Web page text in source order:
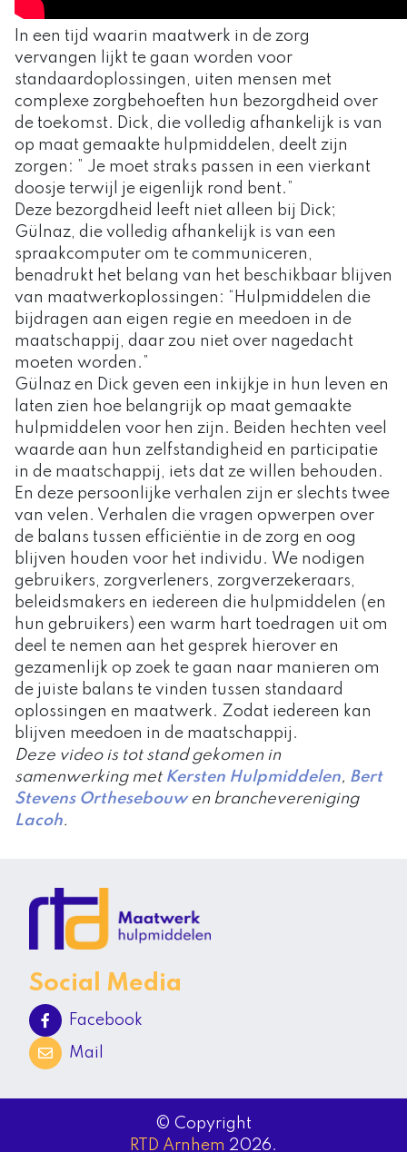
In een tijd waarin maatwerk in de zorg
vervangen lijkt te gaan worden voor
standaardoplossingen, uiten mensen met
complexe zorgbehoeften hun bezorgdheid over
de toekomst. Dick, die volledig afhankelijk is van
op maat gemaakte hulpmiddelen, deelt zijn
zorgen: ” Je moet straks passen in een vierkant
doosje terwijl je eigenlijk rond bent.”
Deze bezorgdheid leeft niet alleen bij Dick;
Gülnaz, die volledig afhankelijk is van een
spraakcomputer om te communiceren,
benadrukt het belang van het beschikbaar blijven
van maatwerkoplossingen: “Hulpmiddelen die
bijdragen aan eigen regie en meedoen in de
maatschappij, daar zou niet over nagedacht
moeten worden.”
Gülnaz en Dick geven een inkijkje in hun leven en
laten zien hoe belangrijk op maat gemaakte
hulpmiddelen voor hen zijn. Beiden hechten veel
waarde aan hun zelfstandigheid en participatie
in de maatschappij, iets dat ze willen behouden.
En deze persoonlijke verhalen zijn er slechts twee
van velen. Verhalen die vragen opwerpen over
de balans tussen efficiëntie in de zorg en oog
blijven houden voor het individu. We nodigen
gebruikers, zorgverleners, zorgverzekeraars,
beleidsmakers en iedereen die hulpmiddelen (en
hun gebruikers) een warm hart toedragen uit om
deel te nemen aan het gesprek hierover en
gezamenlijk op zoek te gaan naar manieren om
de juiste balans te vinden tussen standaard
oplossingen en maatwerk. Zodat iedereen kan
blijven meedoen in de maatschappij.
Deze video is tot stand gekomen in
samenwerking met Kersten Hulpmiddelen, Bert
Stevens Orthesebouwen branchevereniging
Lacoh.
Social Media
Facebook
Mail
© Copyright
RTD Arnhem 2026.